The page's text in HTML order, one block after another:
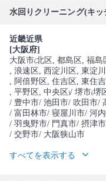
水回りクリーニング(キ
近畿近県
[大阪府]
大阪市(北区 , 都島区 , 福島
, 浪速区 , 西淀川区 , 東淀
, 阿倍野区 , 住吉区 , 東住
, 平野区 , 中央区)/ 堺市(堺
/ 豊中市/ 池田市/ 吹田市/
/ 富田林市/ 寝屋川市/ 河
/ 羽曳野市/ 門真市/ 摂津市
/ 交野市/ 大阪狭山市
すべてを表示する